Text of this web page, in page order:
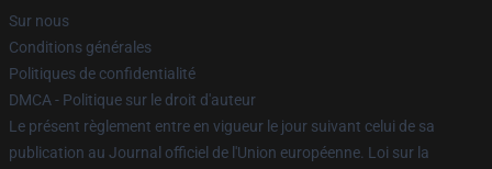
Sur nous
Conditions générales
Politiques de confidentialité
DMCA - Politique sur le droit d'auteur
Le présent règlement entre en vigueur le jour suivant celui de sa
publication au Journal officiel de l'Union européenne. Loi sur la